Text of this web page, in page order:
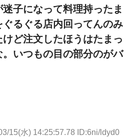
子になって料理持ったま
るぐる店内回ってんのみ
ど注文したほうはたまっ
いつもの目の部分のがバ
15(水) 14:25:57.78 ID:6ni/ldyd0